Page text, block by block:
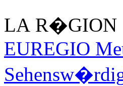
LA R�GION
EUREGIO